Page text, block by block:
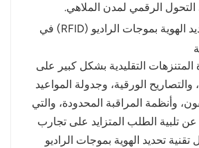
الرقمي لمدن الملاهي.
أولاً: قيمة تقنية تحديد الهوية بموجات الراديو (RFID) في
المتنزهات التقليدية بشكل كبير على
والتصاريح الورقية، وجدولة المواعيد
وأنظمة المراقبة المحدودة، والتي
تلبية الطلب المتزايد على تجارب
تحديد الهوية بموجات الراديو